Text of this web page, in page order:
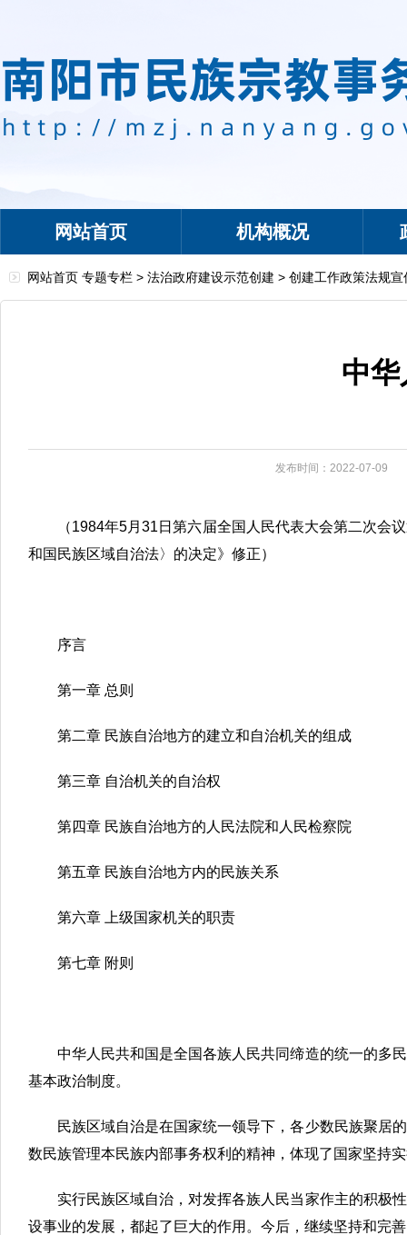
网站首页 机构概况
网站首页 专题专栏 > 法治政府建设示范创建 > 创建工作政策法规宣
中
发布时间：2022-07-09
（1984年5月31日第六届全国人民代表大会第二次
和国民族区域自治法〉的决定》修正）
序言
第一章 总则
第二章 民族自治地方的建立和自治机关的组成
第三章 自治机关的自治权
第四章 民族自治地方的人民法院和人民检察院
第五章 民族自治地方内的民族关系
第六章 上级国家机关的职责
第七章 附则
中华人民共和国是全国各族人民共同缔造的统一的多
基本政治制度。
民族区域自治是在国家统一领导下，各少数民族聚居
数民族管理本民族内部事务权利的精神，体现了国家坚持
实行民族区域自治，对发挥各族人民当家作主的积极
设事业的发展，都起了巨大的作用。今后，继续坚持和完